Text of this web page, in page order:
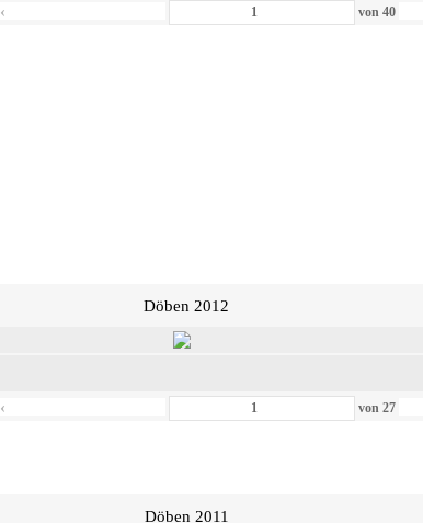
‹ von40
Döben 2012
‹ von27
Döben 2011